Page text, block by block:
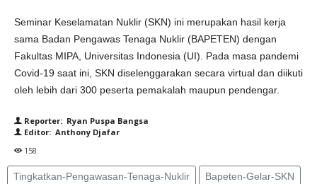
Seminar Keselamatan Nuklir (SKN) ini merupakan hasil kerja
sama Badan Pengawas Tenaga Nuklir (BAPETEN) dengan
Fakultas MIPA, Universitas Indonesia (UI). Pada masa pandemi
Covid-19 saat ini, SKN diselenggarakan secara virtual dan diikuti
oleh lebih dari 300 peserta pemakalah maupun pendengar.
Reporter: Ryan Puspa Bangsa
Editor: Anthony Djafar
158
Tingkatkan-Pengawasan-Tenaga-Nuklir Bapeten-Gelar-SKN